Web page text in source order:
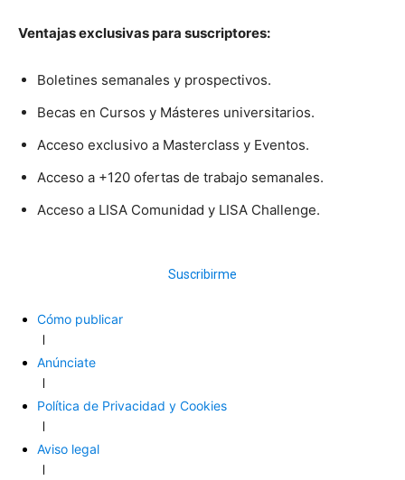
Ventajas exclusivas para suscriptores:
Boletines semanales y prospectivos.
Becas en Cursos y Másteres universitarios.
Acceso exclusivo a Masterclass y Eventos.
Acceso a +120 ofertas de trabajo semanales.
Acceso a LISA Comunidad y LISA Challenge.
Suscribirme
Cómo publicar
Anúnciate
Política de Privacidad y Cookies
Aviso legal